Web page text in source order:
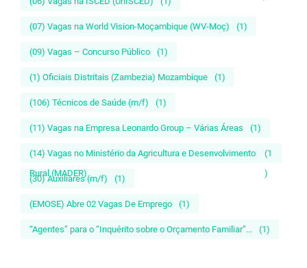
(07) Vagas na World Vision-Moçambique (WV-Moç) (1)
(09) Vagas – Concurso Público (1)
(1) Oficiais Distritais (Zambezia) Mozambique (1)
(106) Técnicos de Saúde (m/f) (1)
(11) Vagas na Empresa Leonardo Group – Várias Áreas (1)
(14) Vagas no Ministério da Agricultura e Desenvolvimento
Rural (MADER)
(1
)
(30) Auxiliares (m/f) (1)
(EMOSE) Abre 02 Vagas De Emprego (1)
“Agentes” para o “Inquérito sobre o Orçamento Familiar”... (1)